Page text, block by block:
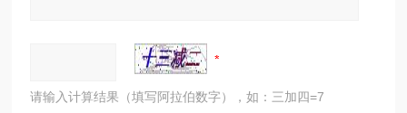
请输入计算结果（填写阿拉伯数字），如：三加四=7